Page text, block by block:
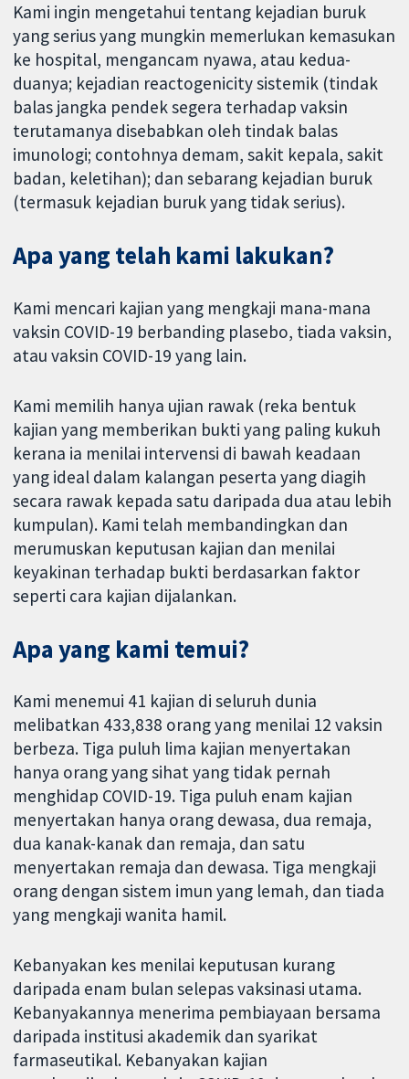
Kami ingin mengetahui tentang kejadian buruk
yang serius yang mungkin memerlukan kemasukan
ke hospital, mengancam nyawa, atau kedua-
duanya; kejadian reactogenicity sistemik (tindak
balas jangka pendek segera terhadap vaksin
terutamanya disebabkan oleh tindak balas
imunologi; contohnya demam, sakit kepala, sakit
badan, keletihan); dan sebarang kejadian buruk
(termasuk kejadian buruk yang tidak serius).
Apa yang telah kami lakukan?
Kami mencari kajian yang mengkaji mana-mana
vaksin COVID-19 berbanding plasebo, tiada vaksin,
atau vaksin COVID-19 yang lain.
Kami memilih hanya ujian rawak (reka bentuk
kajian yang memberikan bukti yang paling kukuh
kerana ia menilai intervensi di bawah keadaan
yang ideal dalam kalangan peserta yang diagih
secara rawak kepada satu daripada dua atau lebih
kumpulan). Kami telah membandingkan dan
merumuskan keputusan kajian dan menilai
keyakinan terhadap bukti berdasarkan faktor
seperti cara kajian dijalankan.
Apa yang kami temui?
Kami menemui 41 kajian di seluruh dunia
melibatkan 433,838 orang yang menilai 12 vaksin
berbeza. Tiga puluh lima kajian menyertakan
hanya orang yang sihat yang tidak pernah
menghidap COVID-19. Tiga puluh enam kajian
menyertakan hanya orang dewasa, dua remaja,
dua kanak-kanak dan remaja, dan satu
menyertakan remaja dan dewasa. Tiga mengkaji
orang dengan sistem imun yang lemah, dan tiada
yang mengkaji wanita hamil.
Kebanyakan kes menilai keputusan kurang
daripada enam bulan selepas vaksinasi utama.
Kebanyakannya menerima pembiayaan bersama
daripada institusi akademik dan syarikat
farmaseutikal. Kebanyakan kajian